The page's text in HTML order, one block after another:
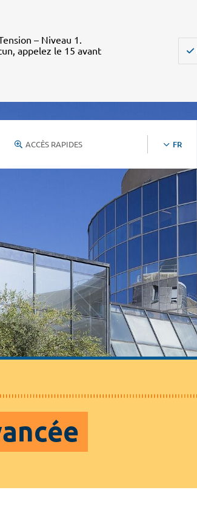
– Niveau 1.
appelez le 15 avant
ACCÈS RAPIDES FR